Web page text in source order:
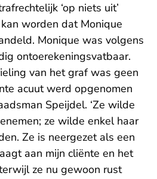
‘op niets uit’
worden dat Monique
Monique was volgens
ontoerekeningsvatbaar.
van het graf was geen
acuut werd opgenomen
Speijdel. ‘Ze wilde
ze wilde enkel haar
Ze is neergezet als een
aan mijn cliënte en het
ze nu gewoon rust